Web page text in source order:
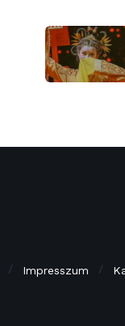
Impresszum